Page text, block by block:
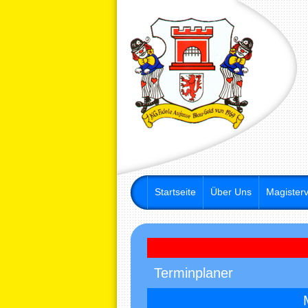
Startseite Über Uns
Terminplaner